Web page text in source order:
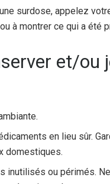
surdose, appelez
à montrer ce qui a été
et/ou
en lieu sûr.
domestiques.
inutilisés ou périmés.